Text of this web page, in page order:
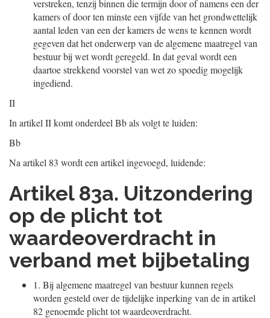
verstreken, tenzij binnen die termijn door of namens een der
kamers of door ten minste een vijfde van het grondwettelijk
aantal leden van een der kamers de wens te kennen wordt
gegeven dat het onderwerp van de algemene maatregel van
bestuur bij wet wordt geregeld. In dat geval wordt een
daartoe strekkend voorstel van wet zo spoedig mogelijk
ingediend.
II
In artikel II komt onderdeel Bb als volgt te luiden:
Bb
Na artikel 83 wordt een artikel ingevoegd, luidende:
Artikel 83a. Uitzondering
op de plicht tot
waardeoverdracht in
verband met bijbetaling
1. Bij algemene maatregel van bestuur kunnen regels
worden gesteld over de tijdelijke inperking van de in artikel
82 genoemde plicht tot waardeoverdracht.